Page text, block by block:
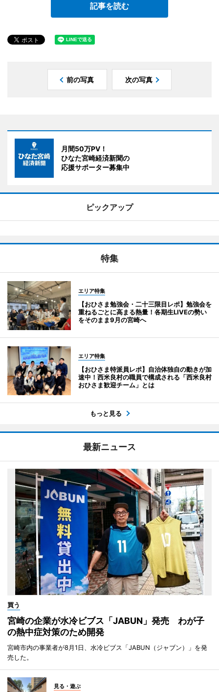
記事を読む
前の写真 次の写真
月間50万PV！
ひなた宮崎経済新聞の
応援サポーター募集中
ピックアップ
特集
エリア特集
【おひさま勉強会・二十三限目レポ】勉強会を
重ねるごとに高まる熱量！各期生LIVEの勢い
をそのまま9月の宮崎へ
エリア特集
【おひさま特派員レポ】自治体独自の動きが加
速中！西米良村の職員で構成される「西米良村
おひさま歓迎チーム」とは
もっと見る
最新ニュース
買う
宮崎の企業が水冷ビブス「JABUN」発売 わが子
の熱中症対策のため開発
宮崎市内の事業者が8月1日、水冷ビブス「JABUN（ジャブン）」を発
売した。
見る・遊ぶ